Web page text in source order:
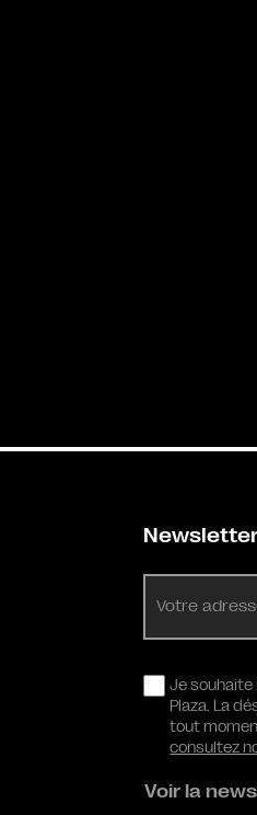
mail
RGPDJe souhaite
Plaza. La
tout
consultez
Voir la